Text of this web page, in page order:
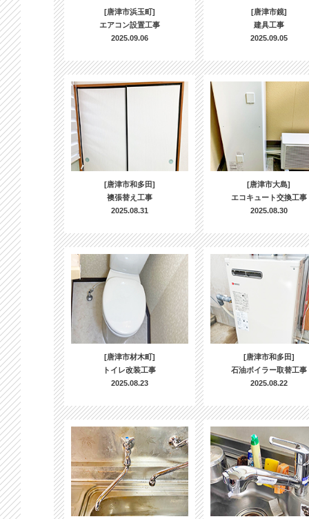
[唐津市浜玉町]
エアコン設置工事
2025.09.06
[唐津市鏡]
建具工事
2025.09.05
[唐津市和多田]
襖張替え工事
2025.08.31
[唐津市大島]
エコキュート交換工事
2025.08.30
[唐津市材木町]
トイレ改装工事
2025.08.23
[唐津市和多田]
石油ボイラー取替工事
2025.08.22